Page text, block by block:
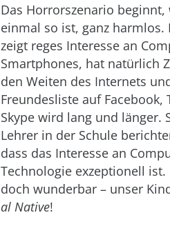
Das Horrorszenario beginnt,
einmal so ist, ganz harmlos.
zeigt reges Interesse an
Smartphones, hat natürlich
den Weiten des Internets
Freundesliste auf Facebook,
Skype wird lang und länger.
Lehrer in der Schule
dass das Interesse an
Technologie exzeptionell ist.
doch wunderbar – unser
al Native!